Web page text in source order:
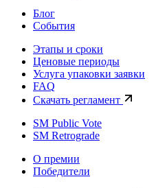
Блог
События
Этапы и сроки
Ценовые периоды
Услуга упаковки заявки
FAQ
Скачать регламент
SM Public Vote
SM Retrograde
О премии
Победители